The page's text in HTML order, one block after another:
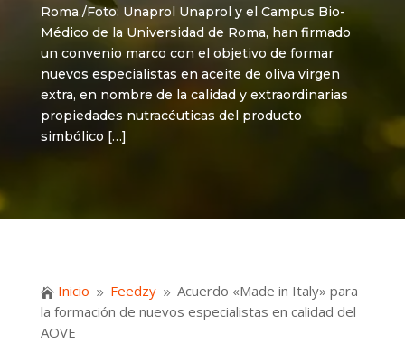
Roma./Foto: Unaprol Unaprol y el Campus Bio-
Médico de la Universidad de Roma, han firmado
un convenio marco con el objetivo de formar
nuevos especialistas en aceite de oliva virgen
extra, en nombre de la calidad y extraordinarias
propiedades nutracéuticas del producto
simbólico […]
 Inicio 9 Feedzy 9 Acuerdo «Made in Italy» para
la formación de nuevos especialistas en calidad del
AOVE